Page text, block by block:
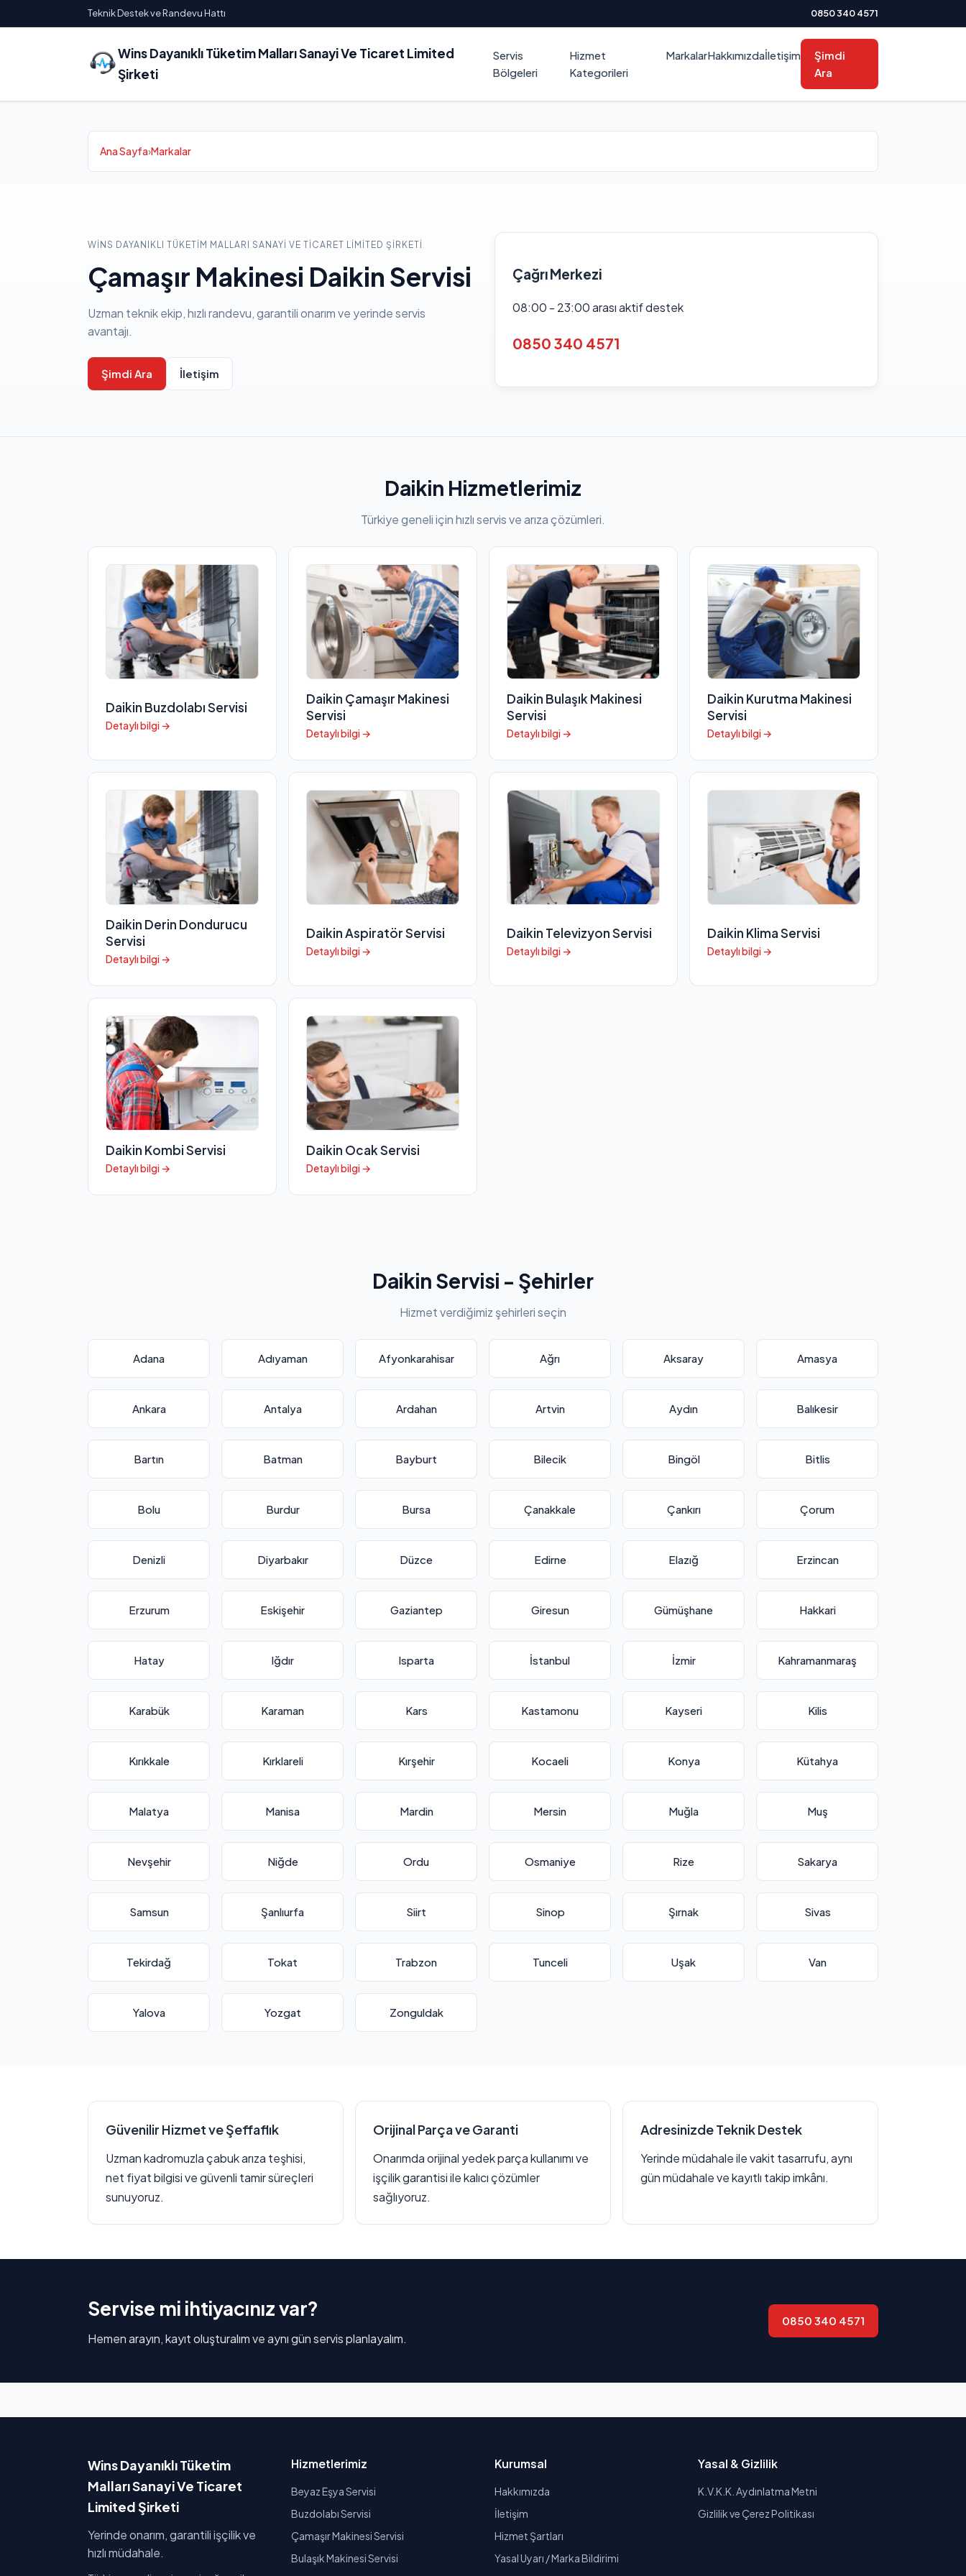
Teknik Destek ve Randevu Hattı 0850 340 4571
Wins Dayanıklı Tüketim Malları Sanayi Ve Ticaret Limited
Şirketi
Servis
Bölgeleri
Hizmet
Kategorileri
MarkalarHakkımızdaİletişim
Şimdi
Ara
Ana Sayfa›Markalar
WINS DAYANIKLI TÜKETIM MALLARI SANAYI VE TICARET LIMITED ŞIRKETI
Çamaşır Makinesi Daikin Servisi
Uzman teknik ekip, hızlı randevu, garantili onarım ve yerinde servis
avantajı.
Şimdi Ara İletişim
Çağrı Merkezi
08:00 - 23:00 arası aktif destek
0850 340 4571
Daikin Hizmetlerimiz
Türkiye geneli için hızlı servis ve arıza çözümleri.
Daikin Buzdolabı Servisi
Detaylı bilgi →
Daikin Çamaşır Makinesi
Servisi
Detaylı bilgi →
Daikin Bulaşık Makinesi
Servisi
Detaylı bilgi →
Daikin Kurutma Makinesi
Servisi
Detaylı bilgi →
Daikin Derin Dondurucu
Servisi
Detaylı bilgi →
Daikin Aspiratör Servisi
Detaylı bilgi →
Daikin Televizyon Servisi
Detaylı bilgi →
Daikin Klima Servisi
Detaylı bilgi →
Daikin Kombi Servisi
Detaylı bilgi →
Daikin Ocak Servisi
Detaylı bilgi →
Daikin Servisi - Şehirler
Hizmet verdiğimiz şehirleri seçin
Adana Adıyaman Afyonkarahisar Ağrı Aksaray Amasya
Ankara Antalya Ardahan Artvin Aydın Balıkesir
Bartın Batman Bayburt Bilecik Bingöl Bitlis
Bolu Burdur Bursa Çanakkale Çankırı Çorum
Denizli Diyarbakır Düzce Edirne Elazığ Erzincan
Erzurum Eskişehir Gaziantep Giresun Gümüşhane Hakkari
Hatay Iğdır Isparta İstanbul İzmir Kahramanmaraş
Karabük Karaman Kars Kastamonu Kayseri Kilis
Kırıkkale Kırklareli Kırşehir Kocaeli Konya Kütahya
Malatya Manisa Mardin Mersin Muğla Muş
Nevşehir Niğde Ordu Osmaniye Rize Sakarya
Samsun Şanlıurfa Siirt Sinop Şırnak Sivas
Tekirdağ Tokat Trabzon Tunceli Uşak Van
Yalova Yozgat Zonguldak
Güvenilir Hizmet ve Şeffaflık
Uzman kadromuzla çabuk arıza teşhisi,
net fiyat bilgisi ve güvenli tamir süreçleri
sunuyoruz.
Orijinal Parça ve Garanti
Onarımda orijinal yedek parça kullanımı ve
işçilik garantisi ile kalıcı çözümler
sağlıyoruz.
Adresinizde Teknik Destek
Yerinde müdahale ile vakit tasarrufu, aynı
gün müdahale ve kayıtlı takip imkânı.
Servise mi ihtiyacınız var?
Hemen arayın, kayıt oluşturalım ve aynı gün servis planlayalım.
0850 340 4571
Wins Dayanıklı Tüketim
Malları Sanayi Ve Ticaret
Limited Şirketi
Yerinde onarım, garantili işçilik ve
hızlı müdahale.
Hizmetlerimiz
Beyaz Eşya Servisi
Buzdolabı Servisi
Çamaşır Makinesi Servisi
Bulaşık Makinesi Servisi
Kurumsal
Hakkımızda
İletişim
Hizmet Şartları
Yasal Uyarı / Marka Bildirimi
Yasal & Gizlilik
K.V.K.K. Aydınlatma Metni
Gizlilik ve Çerez Politikası